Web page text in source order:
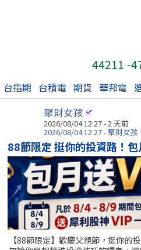
44211 -
台指期 台積電 期貨 華邦電
聚財女孩
2026/08/04 12:27 - 2 天前
2026/08/04 12:27 - 聚財女孩
88節限定 挺你的投資路！包
【88節限定】歡慶父親節，挺你的